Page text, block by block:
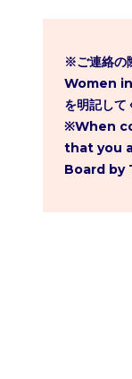
※ご連絡
Women in
を明記して
※When
that you
Board by